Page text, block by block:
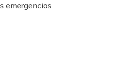
emergencias